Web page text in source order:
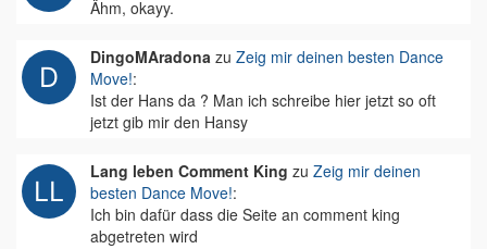
Ähm, okayy.
DingoMAradona zu Zeig mir deinen besten Dance
Move!:
Ist der Hans da ? Man ich schreibe hier jetzt so oft
jetzt gib mir den Hansy
Lang leben Comment King zu Zeig mir deinen
besten Dance Move!:
Ich bin dafür dass die Seite an comment king
abgetreten wird